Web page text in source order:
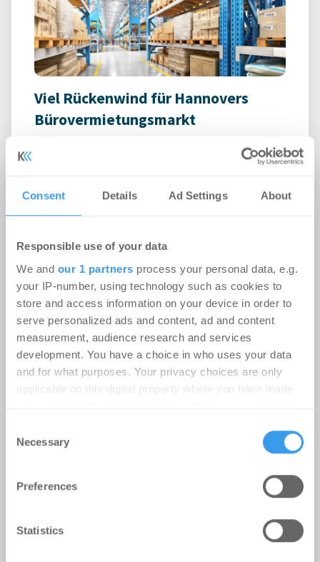
Consent Details Ad Settings About
Responsible use of your data
We and our 1 partners process your personal data, e.g.
your IP-number, using technology such as cookies to
store and access information on your device in order to
serve personalized ads and content, ad and content
measurement, audience research and services
development. You have a choice in who uses your data
and for what purposes. Your privacy choices are only
applicable on this digital property where you have made
the Privacy trigger icon.
Find out more about how your personal data is processed
and set your preferences in the
We use cookies to personalise content and ads, to
provide social media features and to analyse our traffic.
Selection
Necessary
Preferences
Statistics
Viel Rückenwind für Hannovers
Bürovermietungsmarkt
Jahresvergleich um 70 Prozent
Wohnen | Märkte
Kaufpreise für Neubauwohnungen steigen wieder